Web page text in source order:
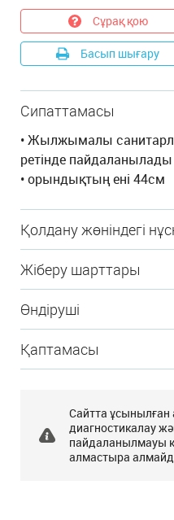
Сұрақ қою
Басып шығару
Сипаттамасы
• Жылжымалы
ретінде пайдаланылады
• орындықтың ені 44см
Қолдану жөніндегі
Жіберу шарттары
Өндіруші
Қаптамасы
Сайтта ұсынылған
диагностикалау
пайдаланылмауы
алмастыра